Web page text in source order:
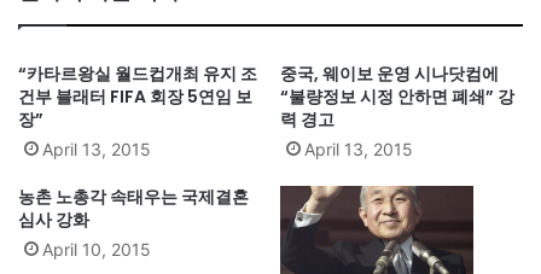
“카타르왕실 월드컵개최 유지 조
건부 블래터 FIFA 회장 5연임 보
장”
April 13, 2015
중국, 웨이보 운영 시나닷컴에
“불량정보 시정 안하면 폐쇄” 강
력 경고
April 13, 2015
농촌 노총각 속태우는 국제결혼
심사 강화
April 10, 2015